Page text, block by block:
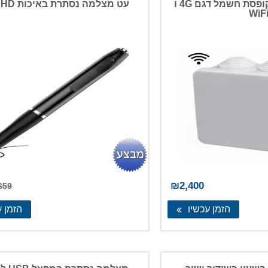
מצלמה נסתרת בקופסת חשמל דגם 4G ו
WiFi
₪2,400
הזמן עכשיו
עט מצלמה נסתרת באיכות FULL HD
הזמן